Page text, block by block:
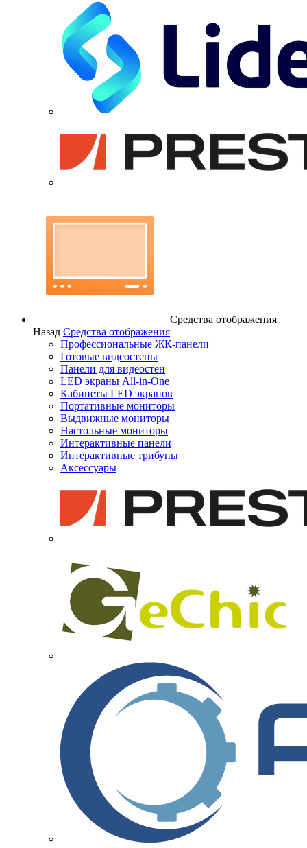
Средства отображения
Назад Средства отображения
Профессиональные ЖК-панели
Готовые видеостены
Панели для видеостен
LED экраны All-in-One
Кабинеты LED экранов
Портативные мониторы
Выдвижные мониторы
Настольные мониторы
Интерактивные панели
Интерактивные трибуны
Аксессуары